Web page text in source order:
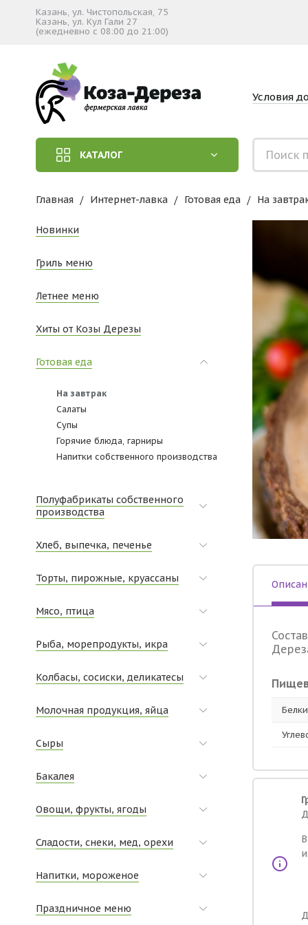
Казань, ул. Чистопольская, 75
Казань, ул. Кул Гали 27
(ежедневно с 08:00 до 21:00)
Условия
КАТАЛОГ
Главная Интернет-лавка Готовая еда На
Новинки
Гриль меню
Летнее меню
Хиты от Козы Дерезы
Готовая еда
На завтрак
Салаты
Супы
Горячие блюда, гарниры
Напитки собственного производства
Полуфабрикаты собственного
производства
Хлеб, выпечка, печенье
Торты, пирожные, круассаны
Мясо, птица
Рыба, морепродукты, икра
Колбасы, сосиски, деликатесы
Молочная продукция, яйца
Сыры
Бакалея
Овощи, фрукты, ягоды
Сладости, снеки, мед, орехи
Напитки, мороженое
Праздничное меню